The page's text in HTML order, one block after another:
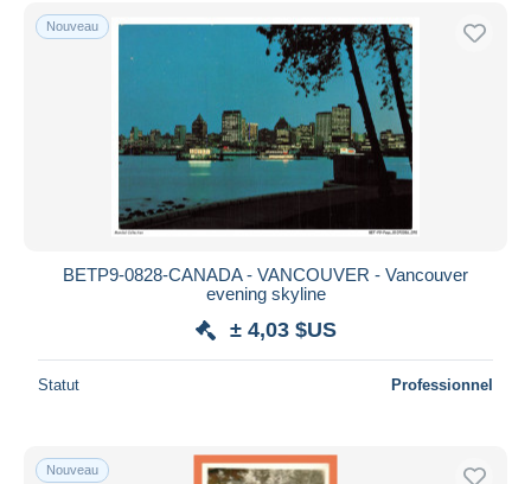
Uniquement en réduction
Livraison gratuite
PayPal
Virement bancaire
Mastercard
iDeal
Nouveau
BETP9-0828-CANADA - VANCOUVER - Vancouver
evening skyline
± 4,03 $US
Statut Professionnel
Nouveau